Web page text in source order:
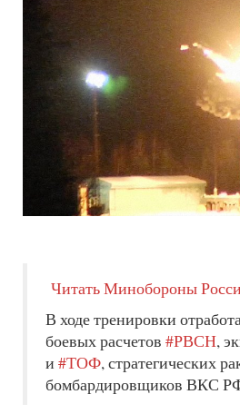
ЧитатьМинобороны
В ходе тренировки
боевых расчетов #РВСН,
и #ТОФ, стратегических
бомбардировщиков ВКС